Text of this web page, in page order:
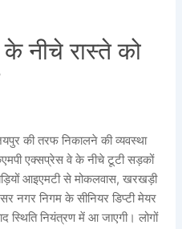
नीचे रास्ते को
की तरफ निकालने की व्यवस्था
एक्सप्रेस वे के नीचे टूटी सड़कों
आइएमटी से मोकलवास, खरखड़ी
नगर निगम के सीनियर डिप्टी मेयर
स्थिति नियंत्रण में आ जाएगी। लोगों